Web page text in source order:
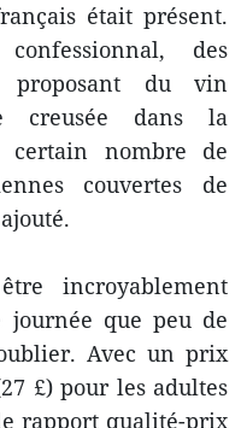
était présent.
des
proposant du vin
creusée dans la
certain nombre de
couvertes de
incroyablement
journée que peu de
Avec un prix
£) pour les adultes
rapport qualité-prix